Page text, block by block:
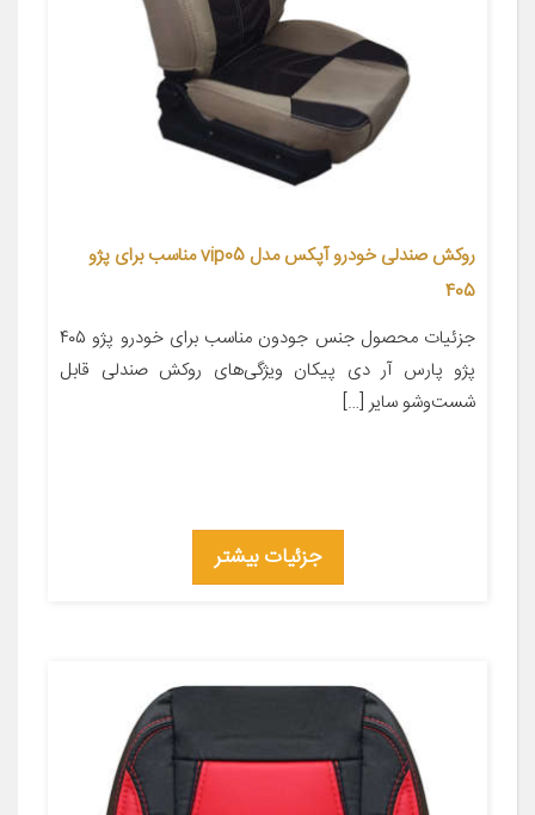
روکش صندلی خودرو آپکس مدل vip05 مناسب برای پژو
405
جزئیات محصول جنس جودون مناسب برای خودرو پژو ۴۰۵
پژو پارس آر دی پیکان ویژگی‌های روکش صندلی قابل
شست‌وشو سایر […]
جزئیات بیشتر